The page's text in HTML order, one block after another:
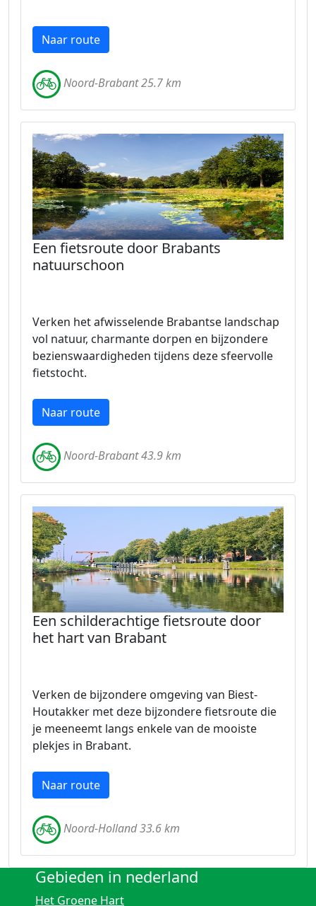
Naar route
Noord-Brabant 25.7 km
Een fietsroute door Brabants
natuurschoon
Verken het afwisselende Brabantse landschap
vol natuur, charmante dorpen en bijzondere
bezienswaardigheden tijdens deze sfeervolle
fietstocht.
Naar route
Noord-Brabant 43.9 km
Een schilderachtige fietsroute door
het hart van Brabant
Verken de bijzondere omgeving van Biest-
Houtakker met deze bijzondere fietsroute die
je meeneemt langs enkele van de mooiste
plekjes in Brabant.
Naar route
Noord-Holland 33.6 km
Gebieden in nederland
Het Groene Hart